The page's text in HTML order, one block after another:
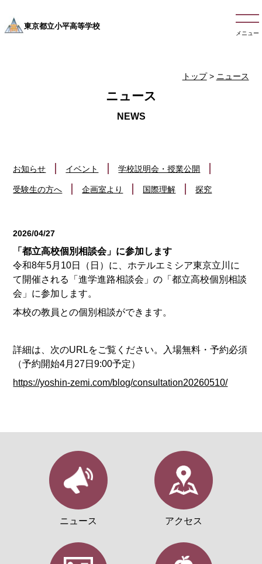
東京都立小平高等学校
メニュー
トップ> ニュース
ニュース
お知らせ イベント 学校説明会・授業公開
受験生の方へ 企画室より 国際理解 探究
2026/04/27
「都立高校個別相談会」に参加します
令和8年5月10日（日）に、ホテルエミシア東京立川に
て開催される「進学進路相談会」の「都立高校個別相談
会」に参加します。
本校の教員との個別相談ができます。
詳細は、次のURLをご覧ください。入場無料・予約必須
（予約開始4月27日9:00予定）
https://yoshin-zemi.com/blog/consultation20260510/
ニュース アクセス